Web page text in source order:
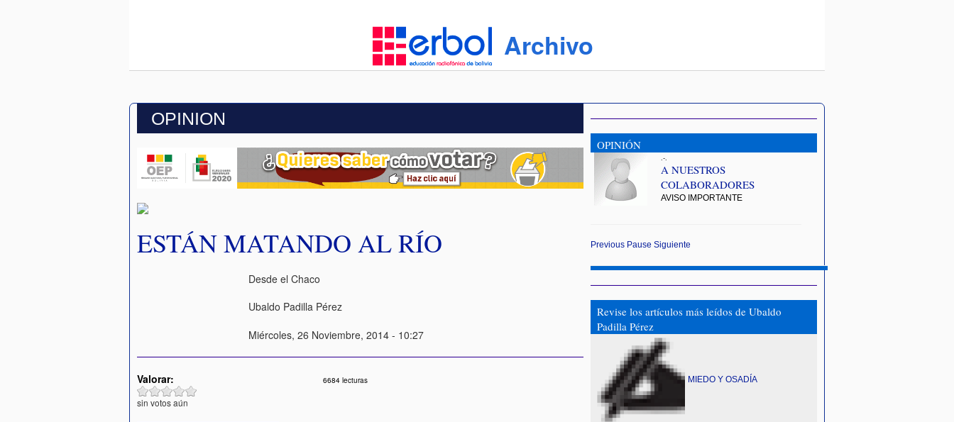
Archivo
OPINION
ESTÁN MATANDO AL RÍO
Desde el Chaco
Ubaldo Padilla Pérez
Miércoles, 26 Noviembre, 2014 - 10:27
Valorar:
sin votos aún
6684 lecturas
OPINIÓN
.-.
A NUESTROS
COLABORADORES
AVISO IMPORTANTE
Previous Pause Siguiente
Revise los artículos más leídos de Ubaldo
Padilla Pérez
MIEDO Y OSADÍA